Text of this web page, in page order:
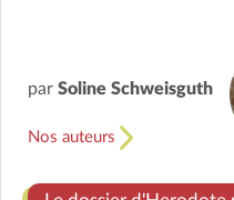
par Soline Schweisguth
Nos auteurs